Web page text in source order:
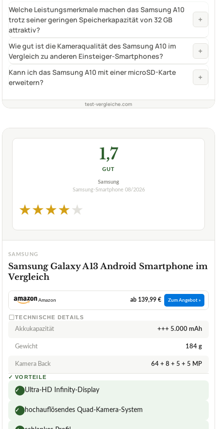
Welche Leistungsmerkmale machen das Samsung A10
trotz seiner geringen Speicherkapazität von 32 GB
attraktiv?
+
Wie gut ist die Kameraqualität des Samsung A10 im
Vergleich zu anderen Einsteiger-Smartphones?
+
Kann ich das Samsung A10 mit einer microSD-Karte
erweitern?
+
test-vergleiche.com
1,7
GUT
Samsung
Samsung-Smartphone 08/2026
★★★★★
SAMSUNG
Samsung Galaxy A13 Android Smartphone im
Vergleich
Amazon ab 139,99 € Zum Angebot »
TECHNISCHE DETAILS
Akkukapazität +++ 5.000 mAh
Gewicht 184 g
Kamera Back 64 + 8 + 5 + 5 MP
✓ VORTEILE
✓ Ultra-HD Infinity-Display
✓ hochauflösendes Quad-Kamera-System